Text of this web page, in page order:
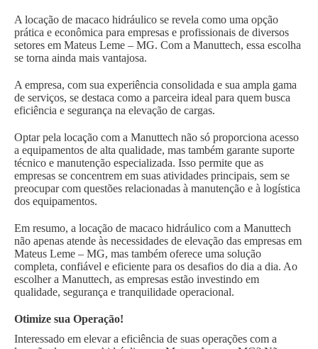
A locação de macaco hidráulico se revela como uma opção
prática e econômica para empresas e profissionais de diversos
setores em Mateus Leme – MG. Com a Manuttech, essa escolha
se torna ainda mais vantajosa.
A empresa, com sua experiência consolidada e sua ampla gama
de serviços, se destaca como a parceira ideal para quem busca
eficiência e segurança na elevação de cargas.
Optar pela locação com a Manuttech não só proporciona acesso
a equipamentos de alta qualidade, mas também garante suporte
técnico e manutenção especializada. Isso permite que as
empresas se concentrem em suas atividades principais, sem se
preocupar com questões relacionadas à manutenção e à logística
dos equipamentos.
Em resumo, a locação de macaco hidráulico com a Manuttech
não apenas atende às necessidades de elevação das empresas em
Mateus Leme – MG, mas também oferece uma solução
completa, confiável e eficiente para os desafios do dia a dia. Ao
escolher a Manuttech, as empresas estão investindo em
qualidade, segurança e tranquilidade operacional.
Otimize sua Operação!
Interessado em elevar a eficiência de suas operações com a